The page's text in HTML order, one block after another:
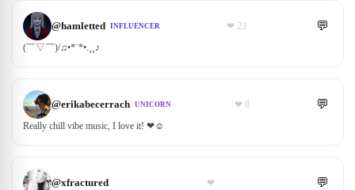
@hamletted INFLUENCER ❤ 23 💬
(￣▽￣)/♫•*¨*•.¸¸♪
@erikabecerrach UNICORN ❤ 8 💬
Really chill vibe music, I love it! ❤☺
@xfractured ❤ 💬